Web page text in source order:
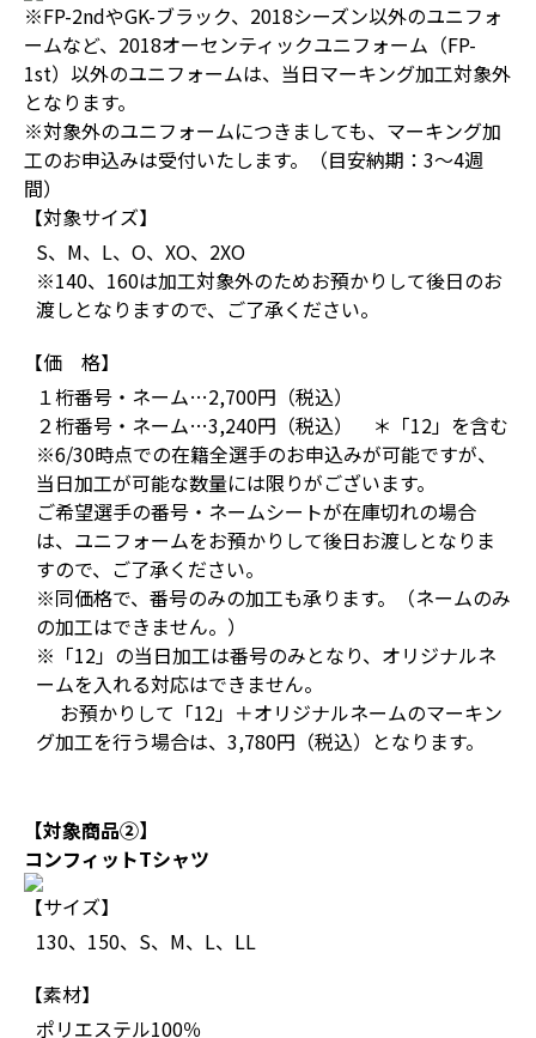
※FP-2ndやGK-ブラック、2018シーズン以外のユニフォ
ームなど、2018オーセンティックユニフォーム（FP-
1st）以外のユニフォームは、当日マーキング加工対象外
となります。
※対象外のユニフォームにつきましても、マーキング加
工のお申込みは受付いたします。（目安納期：3～4週
間）
【対象サイズ】
S、M、L、O、XO、2XO
※140、160は加工対象外のためお預かりして後日のお
渡しとなりますので、ご了承ください。
【価 格】
１桁番号・ネーム…2,700円（税込）
２桁番号・ネーム…3,240円（税込） ＊「12」を含む
※6/30時点での在籍全選手のお申込みが可能ですが、
当日加工が可能な数量には限りがございます。
ご希望選手の番号・ネームシートが在庫切れの場合
は、ユニフォームをお預かりして後日お渡しとなりま
すので、ご了承ください。
※同価格で、番号のみの加工も承ります。（ネームのみ
の加工はできません。）
※「12」の当日加工は番号のみとなり、オリジナルネ
ームを入れる対応はできません。
お預かりして「12」＋オリジナルネームのマーキン
グ加工を行う場合は、3,780円（税込）となります。
【対象商品②】
コンフィットTシャツ
【サイズ】
130、150、S、M、L、LL
【素材】
ポリエステル100％